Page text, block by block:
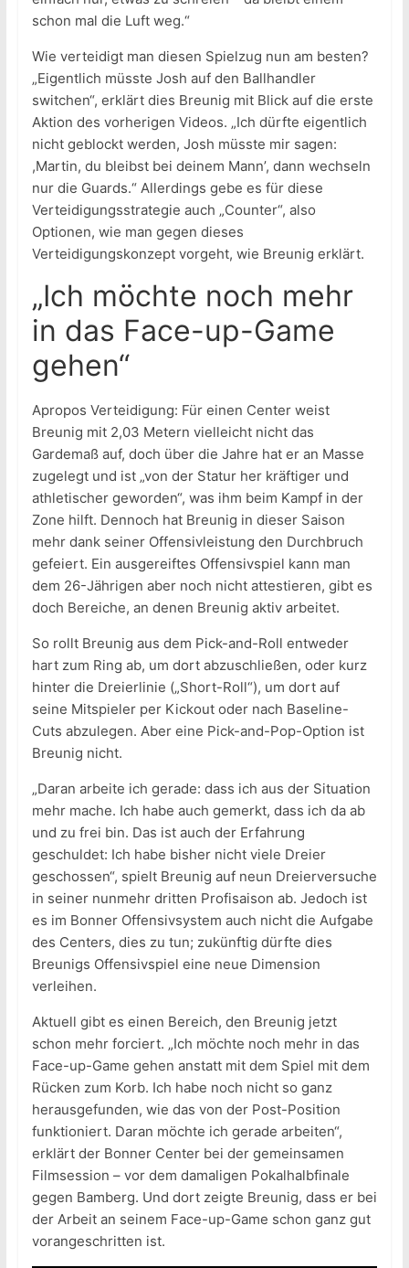
schon mal die Luft weg.“
Wie verteidigt man diesen Spielzug nun am besten?
„Eigentlich müsste Josh auf den Ballhandler
switchen“, erklärt dies Breunig mit Blick auf die erste
Aktion des vorherigen Videos. „Ich dürfte eigentlich
nicht geblockt werden, Josh müsste mir sagen:
,Martin, du bleibst bei deinem Mann’, dann wechseln
nur die Guards.“ Allerdings gebe es für diese
Verteidigungsstrategie auch „Counter“, also
Optionen, wie man gegen dieses
Verteidigungskonzept vorgeht, wie Breunig erklärt.
„Ich möchte noch mehr
in das Face-up-Game
gehen“
Apropos Verteidigung: Für einen Center weist
Breunig mit 2,03 Metern vielleicht nicht das
Gardemaß auf, doch über die Jahre hat er an Masse
zugelegt und ist „von der Statur her kräftiger und
athletischer geworden“, was ihm beim Kampf in der
Zone hilft. Dennoch hat Breunig in dieser Saison
mehr dank seiner Offensivleistung den Durchbruch
gefeiert. Ein ausgereiftes Offensivspiel kann man
dem 26-Jährigen aber noch nicht attestieren, gibt es
doch Bereiche, an denen Breunig aktiv arbeitet.
So rollt Breunig aus dem Pick-and-Roll entweder
hart zum Ring ab, um dort abzuschließen, oder kurz
hinter die Dreierlinie („Short-Roll“), um dort auf
seine Mitspieler per Kickout oder nach Baseline-
Cuts abzulegen. Aber eine Pick-and-Pop-Option ist
Breunig nicht.
„Daran arbeite ich gerade: dass ich aus der Situation
mehr mache. Ich habe auch gemerkt, dass ich da ab
und zu frei bin. Das ist auch der Erfahrung
geschuldet: Ich habe bisher nicht viele Dreier
geschossen“, spielt Breunig auf neun Dreierversuche
in seiner nunmehr dritten Profisaison ab. Jedoch ist
es im Bonner Offensivsystem auch nicht die Aufgabe
des Centers, dies zu tun; zukünftig dürfte dies
Breunigs Offensivspiel eine neue Dimension
verleihen.
Aktuell gibt es einen Bereich, den Breunig jetzt
schon mehr forciert. „Ich möchte noch mehr in das
Face-up-Game gehen anstatt mit dem Spiel mit dem
Rücken zum Korb. Ich habe noch nicht so ganz
herausgefunden, wie das von der Post-Position
funktioniert. Daran möchte ich gerade arbeiten“,
erklärt der Bonner Center bei der gemeinsamen
Filmsession – vor dem damaligen Pokalhalbfinale
gegen Bamberg. Und dort zeigte Breunig, dass er bei
der Arbeit an seinem Face-up-Game schon ganz gut
vorangeschritten ist.